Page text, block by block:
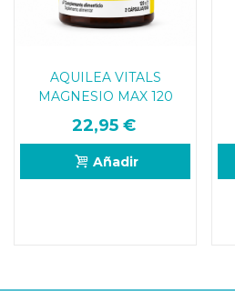
AQUILEA VITALS
MAGNESIO MAX 120
CAPSULAS
22,95 €
Añadir